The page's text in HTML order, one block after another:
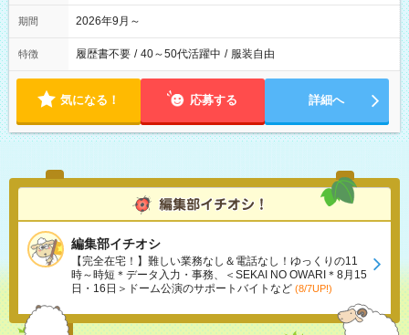
期間 2026年9月～
特徴 履歴書不要 / 40～50代活躍中 / 服装自由
気になる！ 応募する 詳細へ
編集部イチオシ
【完全在宅！】難しい業務なし＆電話なし！ゆっくりの11
時～時短＊データ入力・事務、＜SEKAI NO OWARI＊8月15
日・16日＞ドーム公演のサポートバイトなど (8/7UP!)